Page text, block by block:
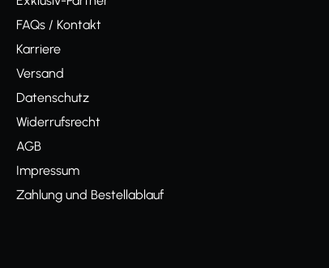
FAQs / Kontakt
Karriere
Versand
Datenschutz
Widerrufsrecht
AGB
Impressum
Zahlung und Bestellablauf